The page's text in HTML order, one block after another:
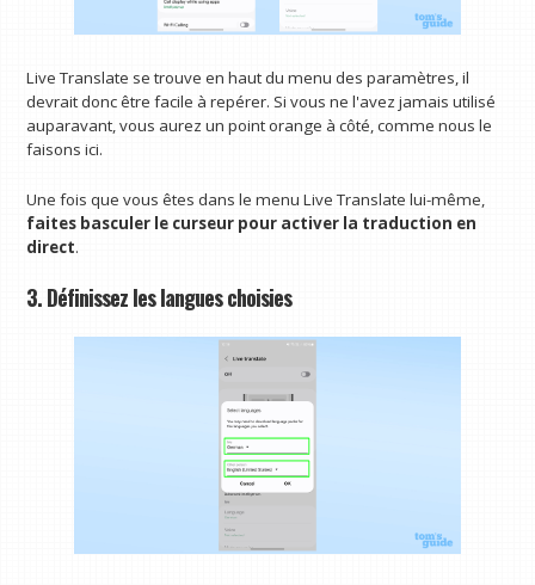
Live Translate se trouve en haut du menu des paramètres, il
devrait donc être facile à repérer. Si vous ne l'avez jamais utilisé
auparavant, vous aurez un point orange à côté, comme nous le
faisons ici.
Une fois que vous êtes dans le menu Live Translate lui-même,
faites basculer le curseur pour activer la traduction en
direct.
3. Définissez les langues choisies